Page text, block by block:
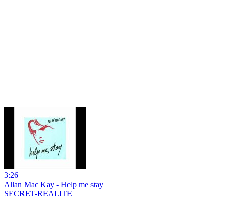
3:26
Allan Mac Kay - Help me stay
SECRET-REALITE